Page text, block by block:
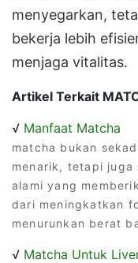
menyegarkan,
bekerja lebih
menjaga vitalitas.
Artikel Terkait
√ Manfaat Matcha
matcha bukan
menarik, tetapi juga
alami yang
dari meningkatkan
menurunkan berat
√ Matcha Untuk